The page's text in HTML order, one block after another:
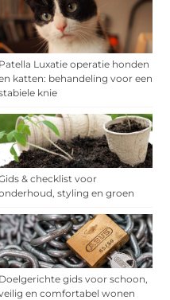
Patella Luxatie operatie honden
katten: behandeling voor een
knie
& checklist voor
styling en groen
Doelgerichte gids voor schoon,
en comfortabel wonen